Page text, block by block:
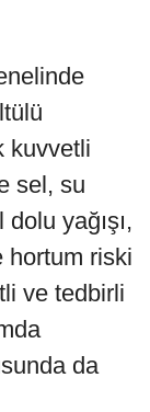
kuvvetli
sel, su
dolu yağışı,
hortum riski
ve tedbirli
da